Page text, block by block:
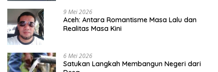
9 Mei 2026
Aceh: Antara Romantisme Masa Lalu dan
Realitas Masa Kini
6 Mei 2026
Satukan Langkah Membangun Negeri dari